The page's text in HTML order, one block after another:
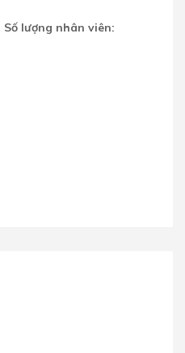
Số lượng nhân viên: